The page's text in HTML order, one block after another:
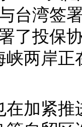
台湾签
了投保
峡两岸
紧推